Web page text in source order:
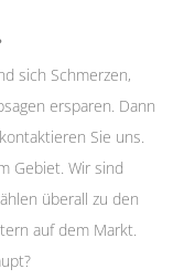
sich Schmerzen,
ersparen. Dann
Sie uns.
Gebiet. Wir sind
überall zu den
auf dem Markt.